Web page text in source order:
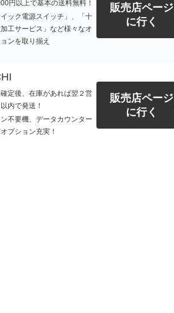
円以上で基本の送料無料！
イック電源スイッチ」、「十
加工サービス」など様々なオ
ンを取り揃え
販売店ページ
に行く
定後、在庫があれば翌２営
内で発送！
不要機、データカウンター
プション充実！
販売店ページ
に行く